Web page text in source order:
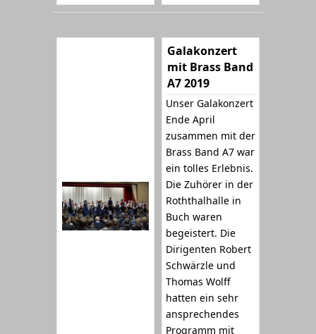
Galakonzert
mit Brass Band
A7 2019
Unser Galakonzert
Ende April
zusammen mit der
Brass Band A7 war
ein tolles Erlebnis.
Die Zuhörer in der
Roththalhalle in
Buch waren
begeistert. Die
Dirigenten Robert
Schwärzle und
Thomas Wolff
hatten ein sehr
ansprechendes
Programm mit